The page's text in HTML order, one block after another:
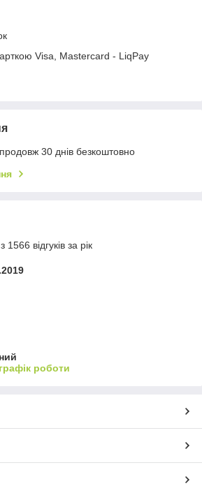
Visa, Mastercard - LiqPay
30 днів безкоштовно
відгуків за рік
роботи